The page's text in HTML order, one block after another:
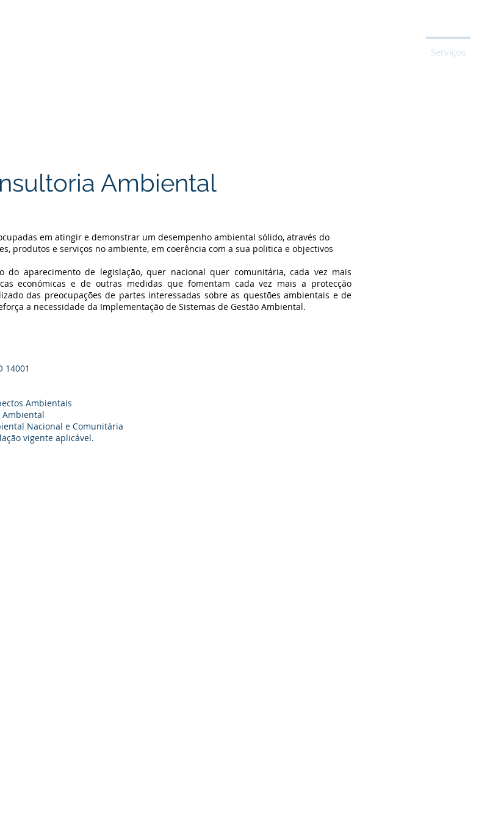
Serviços
Ambiental
em atingir e demonstrar um desempenho ambiental sólido, através do
produtos e serviços no ambiente, em coerência com a sua politica e objectivos
do aparecimento de legislação, quer nacional quer comunitária, cada vez mais
económicas e de outras medidas que fomentam cada vez mais a protecção
das preocupações de partes interessadas sobre as questões ambientais e de
a necessidade da Implementação de Sistemas de Gestão Ambiental.
14001
Ambientais
Ambiental
Nacional e Comunitária
vigente aplicável.